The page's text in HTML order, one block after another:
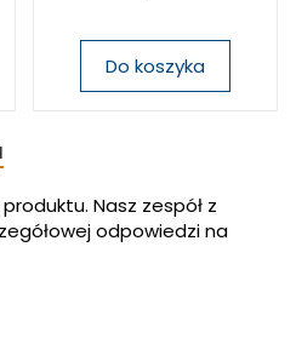
Do koszyka
Nasz zespół z
odpowiedzi na